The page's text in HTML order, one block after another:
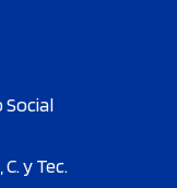
y Tec.